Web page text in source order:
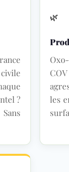
?
🌿
COV
les